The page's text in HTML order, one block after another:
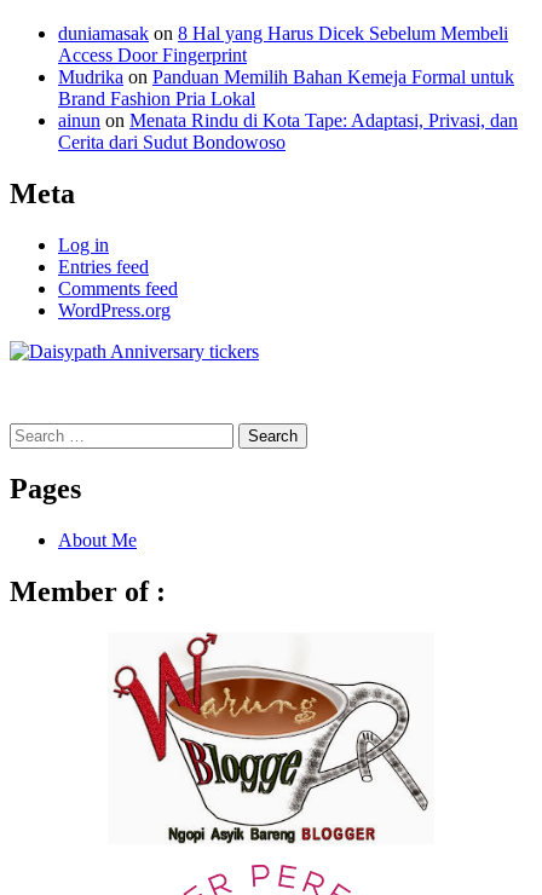
duniamasak on 8 Hal yang Harus Dicek Sebelum Membeli
Access Door Fingerprint
Mudrika on Panduan Memilih Bahan Kemeja Formal untuk
Brand Fashion Pria Lokal
ainun on Menata Rindu di Kota Tape: Adaptasi, Privasi, dan
Cerita dari Sudut Bondowoso
Meta
Log in
Entries feed
Comments feed
WordPress.org
Search
for:
Pages
About Me
Member of :